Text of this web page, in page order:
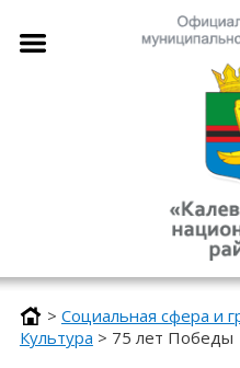
> Социальная сфера и
Культура > 75 лет Победы